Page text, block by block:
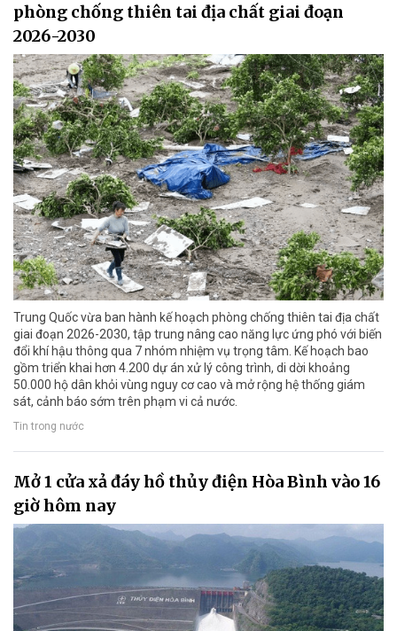
phòng chống thiên tai địa chất giai đoạn
2026-2030
Trung Quốc vừa ban hành kế hoạch phòng chống thiên tai địa chất
giai đoạn 2026-2030, tập trung nâng cao năng lực ứng phó với biến
đổi khí hậu thông qua 7 nhóm nhiệm vụ trọng tâm. Kế hoạch bao
gồm triển khai hơn 4.200 dự án xử lý công trình, di dời khoảng
50.000 hộ dân khỏi vùng nguy cơ cao và mở rộng hệ thống giám
sát, cảnh báo sớm trên phạm vi cả nước.
Tin trong nước
Mở 1 cửa xả đáy hồ thủy điện Hòa Bình vào 16
giờ hôm nay